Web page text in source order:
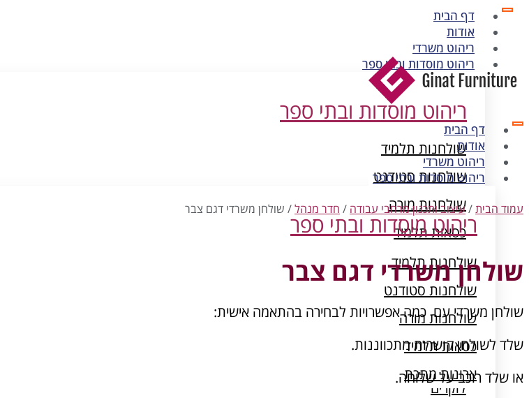
דף הבית
אודות
ריהוט משרדי
ריהוט מוסדות ובתי ספר
ריהוט מוסדות ובתי ספר
שולחנות תלמיד
שולחנות סטודנט
שולחנות מורה
כסאות תלמיד
ארונות מתכת
לוקרים
דף הבית
אודות
ריהוט משרדי
ריהוט מוסדות ובתי ספר
ריהוט מוסדות ובתי ספר
שולחנות תלמיד
שולחנות סטודנט
שולחנות מורה
כסאות תלמיד
ארונות מתכת
עמוד הבית/עיצוב ותכנון מרחבי עבודה / חדר מנהל/ שולחן משרדי דגם צבר
שולחן משרדי דגם צבר
שולחן משרדי עם כמה אפשרויות לבחירה בהתאמה אישית:
שלד לשולחן קושרות מתכווננות.
או שלד רוכב על שלוחה.